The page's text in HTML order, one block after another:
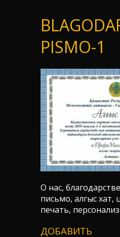
PISMO-1
О нас,
письмо, алгыс хат,
печать,
ДОБАВИТЬ